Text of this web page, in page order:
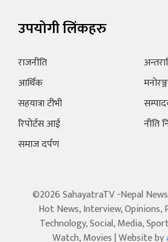
उपयोगी लिंकहरु
राजनीति
आर्थिक
सहयात्रा टीभी
रिपोर्टस आई
समाज दर्पण
नीति
©2026 SahayatraTV -Nepal
Hot News, Interview, Opinions,
Technology, Social, Media,
Watch, Movies | Website by